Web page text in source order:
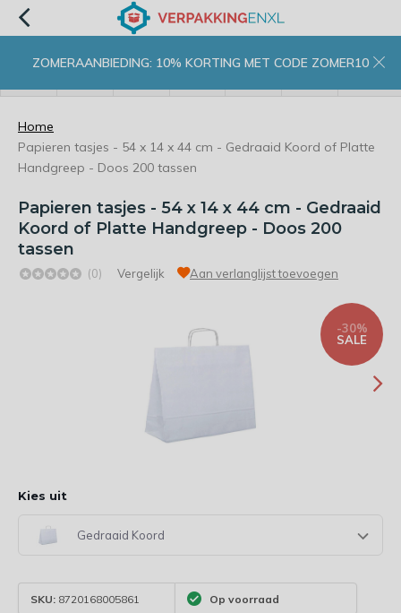
ZOMERAANBIEDING: 10% KORTING MET CODE ZOMER10
Home
Papieren tasjes - 54 x 14 x 44 cm - Gedraaid Koord of Platte
Handgreep - Doos 200 tassen
Papieren tasjes - 54 x 14 x 44 cm - Gedraaid
Koord of Platte Handgreep - Doos 200
tassen
(0) Vergelijk Aan verlanglijst toevoegen
-30%
SALE
Kies uit
Gedraaid Koord
SKU: 8720168005861 Op voorraad